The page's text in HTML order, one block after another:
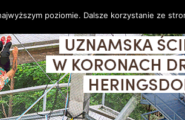
poziomie. Dalsze korzystanie ze